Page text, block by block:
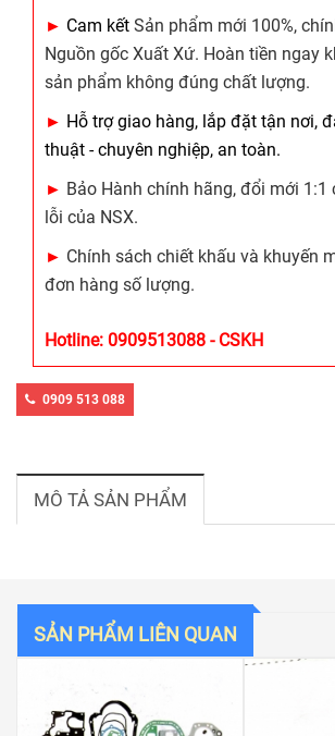
► Cam kết Sản phẩm mới 100%,
Nguồn gốc Xuất Xứ. Hoàn tiền ngay
sản phẩm không đúng chất lượng.
► Hỗ trợ giao hàng, lắp đặt tận nơi,
thuật - chuyên nghiệp, an toàn.
► Bảo Hành chính hãng, đổi mới 1:1
lỗi của NSX.
► Chính sách chiết khấu và khuyến
đơn hàng số lượng.
Hotline: 0909513088 - CSKH
0909 513 088
MÔ TẢ SẢN PHẨM
SẢN PHẨM LIÊN QUAN